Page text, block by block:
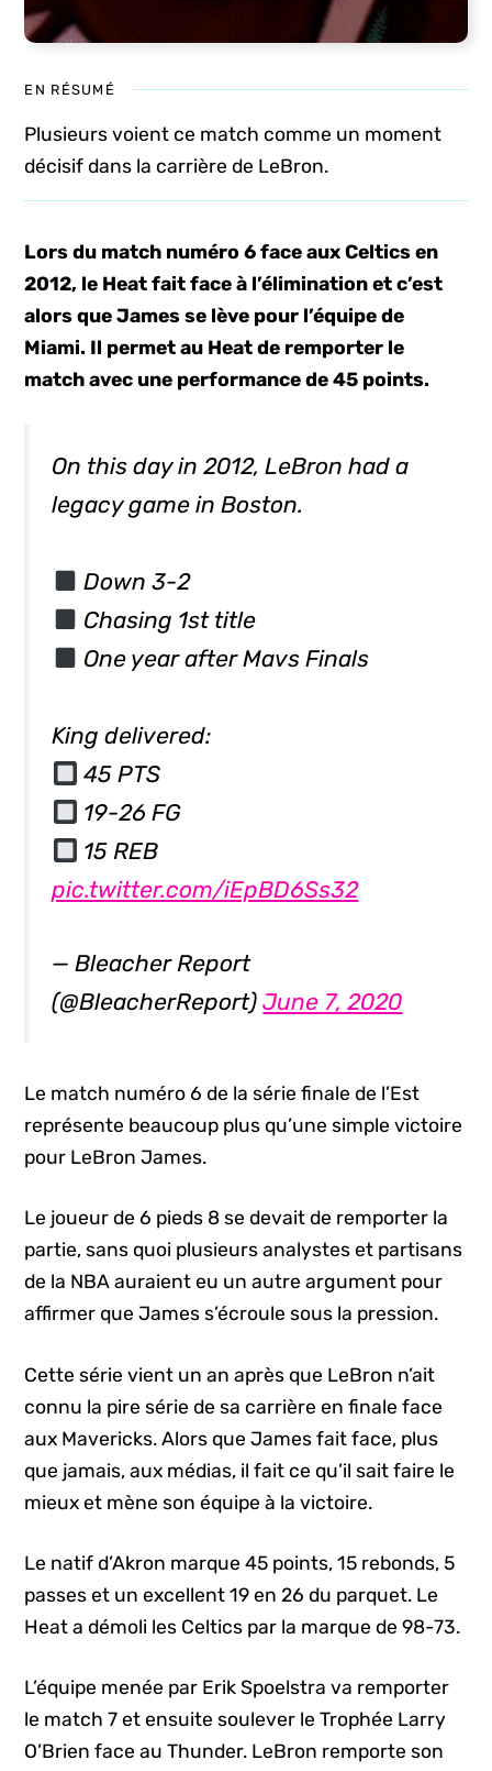
EN RÉSUMÉ
Plusieurs voient ce match comme un moment
décisif dans la carrière de LeBron.
Lors du match numéro 6 face aux Celtics en
2012, le Heat fait face à l’élimination et c’est
alors que James se lève pour l’équipe de
Miami. Il permet au Heat de remporter le
match avec une performance de 45 points.
On this day in 2012, LeBron had a
legacy game in Boston.⁣⁣
Down 3-2⁣⁣
Chasing 1st title⁣⁣
One year after Mavs Finals⁣⁣
King delivered:⁣⁣
45 PTS⁣⁣
19-26 FG⁣⁣
15 REB⁣⁣
pic.twitter.com/iEpBD6Ss32
— Bleacher Report
(@BleacherReport)June 7, 2020
Le match numéro 6 de la série finale de l’Est
représente beaucoup plus qu’une simple victoire
pour LeBron James.
Le joueur de 6 pieds 8 se devait de remporter la
partie, sans quoi plusieurs analystes et partisans
de la NBA auraient eu un autre argument pour
affirmer que James s’écroule sous la pression.
Cette série vient un an après que LeBron n’ait
connu la pire série de sa carrière en finale face
aux Mavericks. Alors que James fait face, plus
que jamais, aux médias, il fait ce qu’il sait faire le
mieux et mène son équipe à la victoire.
Le natif d’Akron marque 45 points, 15 rebonds, 5
passes et un excellent 19 en 26 du parquet. Le
Heat a démoli les Celtics par la marque de 98-73.
L’équipe menée par Erik Spoelstra va remporter
le match 7 et ensuite soulever le Trophée Larry
O’Brien face au Thunder. LeBron remporte son